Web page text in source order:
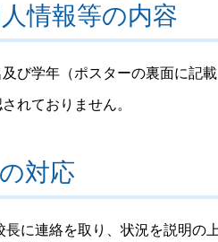
情報等の内容
び学年（ポスターの裏面に記載
れておりません。
対応
に連絡を取り、状況を説明の